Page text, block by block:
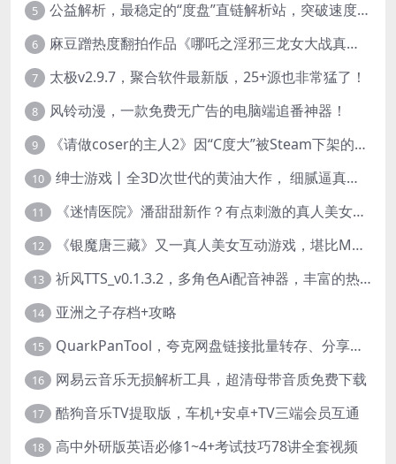
5 公益解析，最稳定的“度盘”直链解析站，突破速度限制
6 麻豆蹭热度翻拍作品《哪吒之淫邪三龙女大战真阳魔童》 已上线
7 太极v2.9.7，聚合软件最新版，25+源也非常猛了！
8 风铃动漫，一款免费无广告的电脑端追番神器！
9 《请做coser的主人2》因“C度大”被Steam下架的真人美女互动游戏！
10 绅士游戏丨全3D次世代的黄油大作， 细腻逼真的双人互动狂想曲！
11 《迷情医院》潘甜甜新作？有点刺激的真人美女互动游戏
12 《银魔唐三藏》又一真人美女互动游戏，堪比M豆！
13 祈风TTS_v0.1.3.2，多角色Ai配音神器，丰富的热门音色
14 亚洲之子存档+攻略
15 QuarkPanTool，夸克网盘链接批量转存、分享和下载工具
16 网易云音乐无损解析工具，超清母带音质免费下载
17 酷狗音乐TV提取版，车机+安卓+TV三端会员互通
18 高中外研版英语必修1~4+考试技巧78讲全套视频